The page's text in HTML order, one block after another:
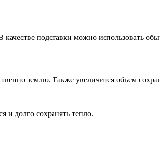
подставки можно использовать
землю. Также увеличится объем
и долго сохранять тепло.